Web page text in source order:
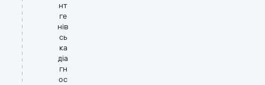
нт
ге
нів
сь
ка
діа
гн
ос